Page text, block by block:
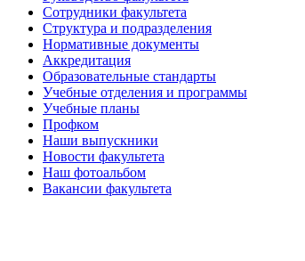
Сотрудники факультета
Структура и подразделения
Нормативные документы
Аккредитация
Образовательные стандарты
Учебные отделения и программы
Учебные планы
Профком
Наши выпускники
Новости факультета
Наш фотоальбом
Вакансии факультета